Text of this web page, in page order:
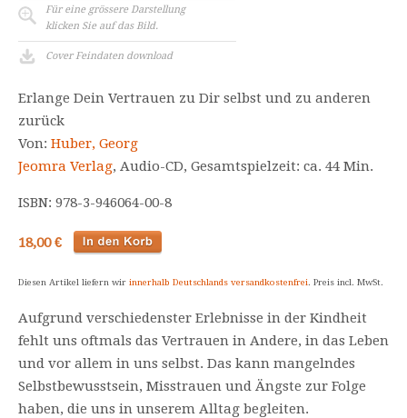
Für eine grössere Darstellung
klicken Sie auf das Bild.
Cover Feindaten download
Erlange Dein Vertrauen zu Dir selbst und zu anderen
zurück
Von: Huber, Georg
Jeomra Verlag, Audio-CD, Gesamtspielzeit: ca. 44 Min.
ISBN: 978-3-946064-00-8
18,00 €
Diesen Artikel liefern wir innerhalb Deutschlands versandkostenfrei. Preis incl. MwSt.
Aufgrund verschiedenster Erlebnisse in der Kindheit
fehlt uns oftmals das Vertrauen in Andere, in das Leben
und vor allem in uns selbst. Das kann mangelndes
Selbstbewusstsein, Misstrauen und Ängste zur Folge
haben, die uns in unserem Alltag begleiten.